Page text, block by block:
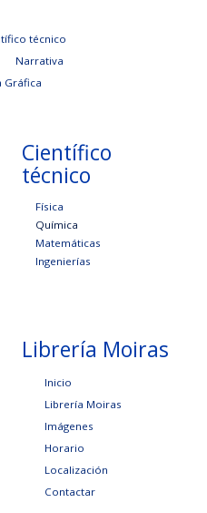
técnico
Narrativa
Gráfica
Científico
técnico
Física
Química
Matemáticas
Ingenierías
Librería Moiras
Inicio
Librería Moiras
Imágenes
Horario
Localización
Contactar